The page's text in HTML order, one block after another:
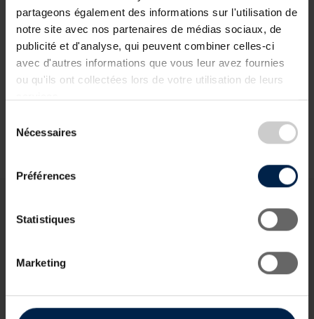
partageons également des informations sur l'utilisation de
notre site avec nos partenaires de médias sociaux, de
publicité et d'analyse, qui peuvent combiner celles-ci
avec d'autres informations que vous leur avez fournies
ou qu'ils ont collectées lors de votre utilisation de leurs
Nécessaires
Préférences
Statistiques
Marketing
WorkInov
Bertrange, Luxembourg
Conseil